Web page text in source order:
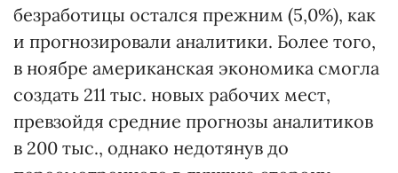
безработицы остался прежним (5,0%), как
и прогнозировали аналитики. Более того,
в ноябре американская экономика смогла
создать 211 тыс. новых рабочих мест,
превзойдя средние прогнозы аналитиков
в 200 тыс., однако недотянув до